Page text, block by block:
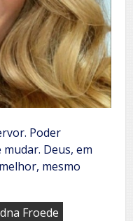
Poder
Deus, em
mesmo
Froede